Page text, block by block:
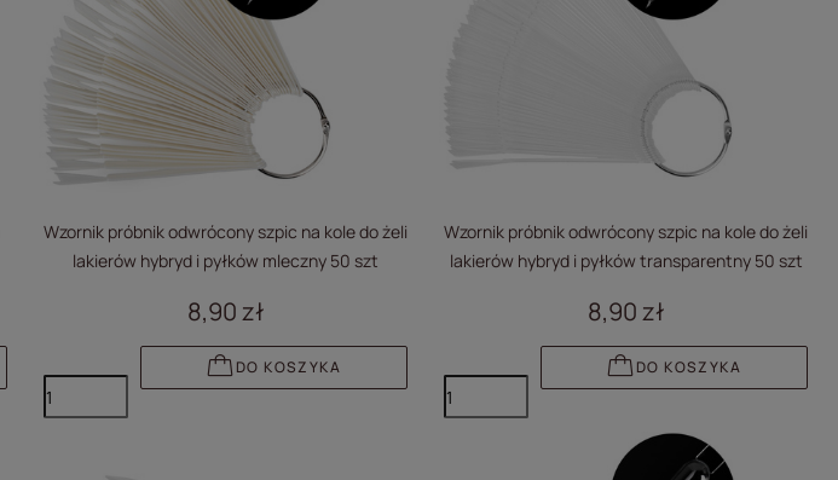
Wzornik próbnik odwrócony szpic na kole do żeli
lakierów hybryd i pyłków mleczny 50 szt
8,90 zł
DO KOSZYKA
Wzornik próbnik odwrócony szpic na kole do żeli
lakierów hybryd i pyłków transparentny 50 szt
8,90 zł
DO KOSZYKA